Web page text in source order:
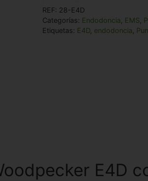
compatible
EMS
diamantada
REF: 28-E4D
Categorías: Endodoncia EMS
Etiquetas: E4D, endodoncia
E4D